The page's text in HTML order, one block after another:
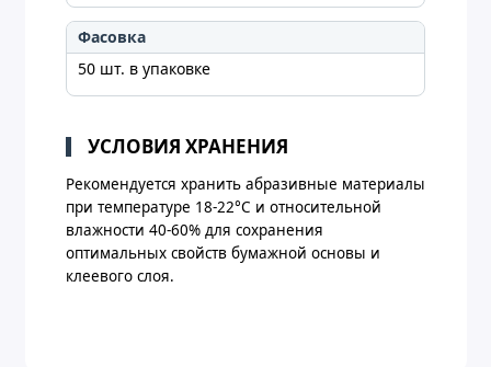
Фасовка
50 шт. в упаковке
УСЛОВИЯ ХРАНЕНИЯ
Рекомендуется хранить абразивные материалы
при температуре 18-22°C и относительной
влажности 40-60% для сохранения
оптимальных свойств бумажной основы и
клеевого слоя.